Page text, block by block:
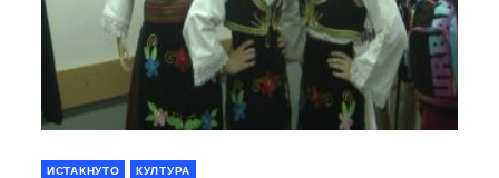
ИСТАКНУТО КУЛТУРА